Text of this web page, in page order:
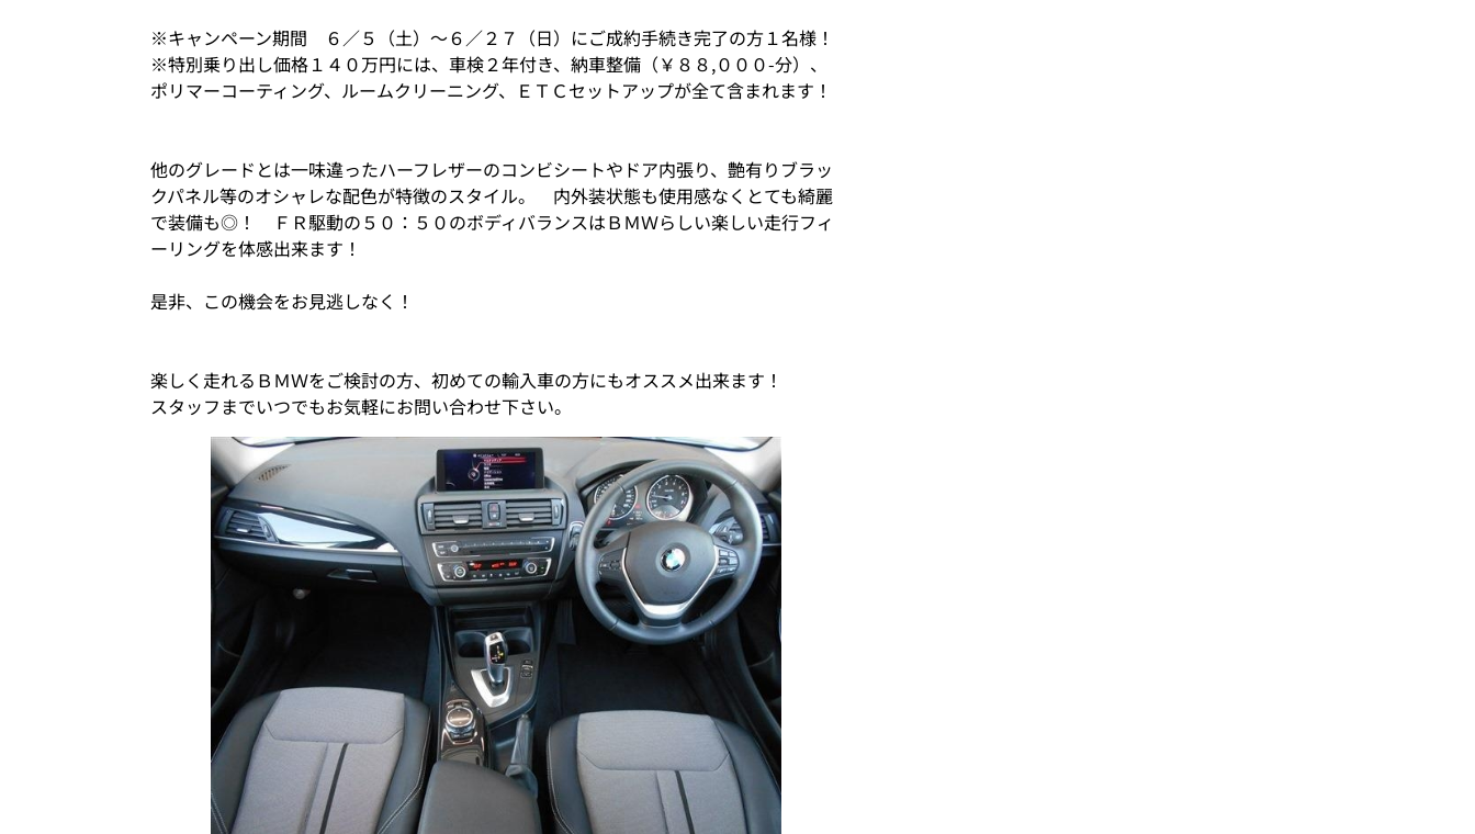
※キャンペーン期間 ６／５（土）～６／２７（日）にご成約手続き完了の方１名様！
※特別乗り出し価格１４０万円には、車検２年付き、納車整備（￥８８,０００-分）、
ポリマーコーティング、ルームクリーニング、ＥＴＣセットアップが全て含まれます！
他のグレードとは一味違ったハーフレザーのコンビシートやドア内張り、艶有りブラッ
クパネル等のオシャレな配色が特徴のスタイル。 内外装状態も使用感なくとても綺麗
で装備も◎！ ＦＲ駆動の５０：５０のボディバランスはＢＭＷらしい楽しい走行フィ
ーリングを体感出来ます！
是非、この機会をお見逃しなく！
楽しく走れるＢＭＷをご検討の方、初めての輸入車の方にもオススメ出来ます！
スタッフまでいつでもお気軽にお問い合わせ下さい。